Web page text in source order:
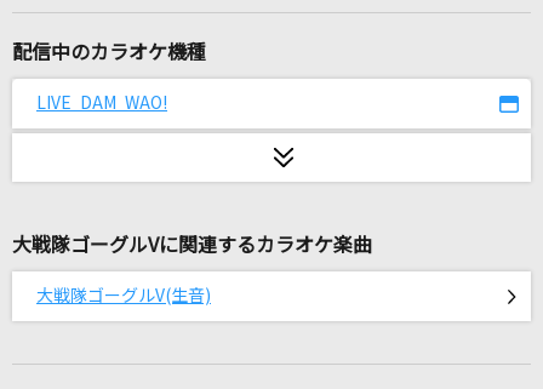
[生音]サザン・ウインド
[生音]晴る
HUNTER GIRL
Straight Angeli
群像夏
配信中のカラオケ機種
LIVE DAM WAO!
大戦隊ゴーグルVに関連するカラオケ楽曲
大戦隊ゴーグルV(生音)